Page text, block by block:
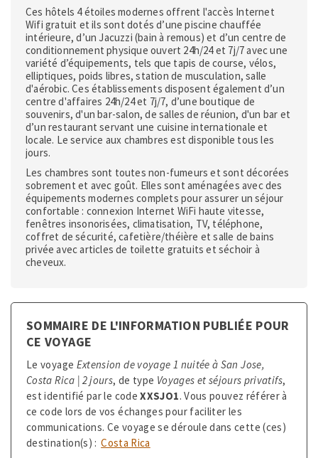
Ces hôtels 4 étoiles modernes offrent l'accès Internet
Wifi gratuit et ils sont dotés d’une piscine chauffée
intérieure, d’un Jacuzzi (bain à remous) et d’un centre de
conditionnement physique ouvert 24h/24 et 7j/7 avec une
variété d’équipements, tels que tapis de course, vélos,
elliptiques, poids libres, station de musculation, salle
d'aérobic. Ces établissements disposent également d’un
centre d'affaires 24h/24 et 7j/7, d’une boutique de
souvenirs, d'un bar-salon, de salles de réunion, d'un bar et
d’un restaurant servant une cuisine internationale et
locale. Le service aux chambres est disponible tous les
jours.
Les chambres sont toutes non-fumeurs et sont décorées
sobrement et avec goût. Elles sont aménagées avec des
équipements modernes complets pour assurer un séjour
confortable : connexion Internet WiFi haute vitesse,
fenêtres insonorisées, climatisation, TV, téléphone,
coffret de sécurité, cafetière/théière et salle de bains
privée avec articles de toilette gratuits et séchoir à
cheveux.
SOMMAIRE DE L'INFORMATION PUBLIÉE POUR
CE VOYAGE
Le voyage Extension de voyage 1 nuitée à San Jose,
Costa Rica | 2 jours, de type Voyages et séjours privatifs,
est identifié par le codeXXSJO1. Vous pouvez référer à
ce code lors de vos échanges pour faciliter les
communications. Ce voyage se déroule dans cette (ces)
destination(s) : Costa Rica